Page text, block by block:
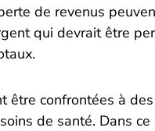
de revenus
qui devrait être
être confrontées à
de santé. Dans